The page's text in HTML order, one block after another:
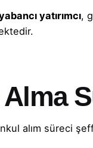
yatırımcı,
Alma
alım süreci